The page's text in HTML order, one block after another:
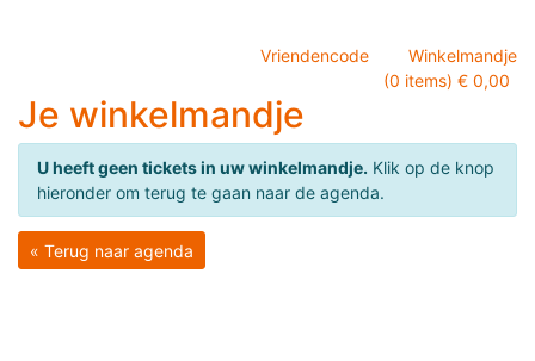
Vriendencode
Winkelmandje
(0 items) € 0,00
Je winkelmandje
U heeft geen tickets in uw winkelmandje. Klik op de knop
hieronder om terug te gaan naar de agenda.
« Terug naar agenda